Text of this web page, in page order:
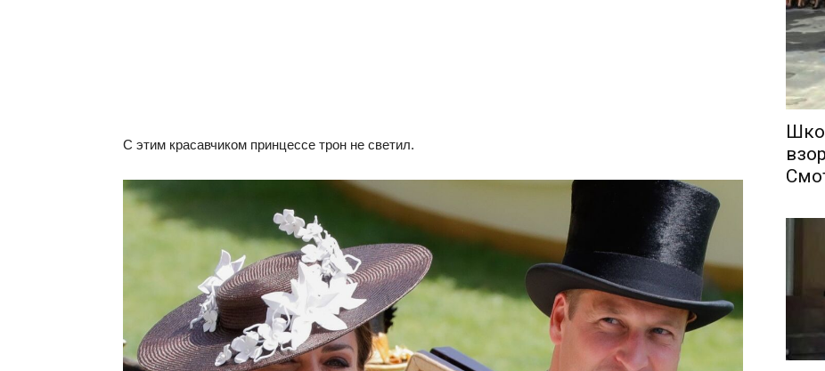
С этим красавчиком принцессе трон не светил.